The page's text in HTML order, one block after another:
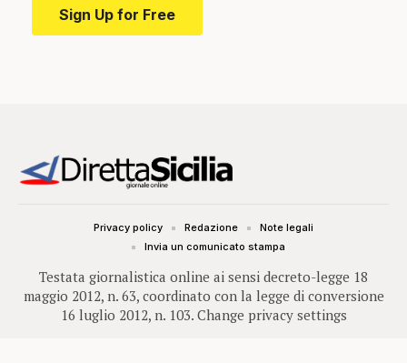
Sign Up for Free
Testata giornalistica online ai sensi decreto-legge 18
maggio 2012, n. 63, coordinato con la legge di conversione
16 luglio 2012, n. 103. Change privacy settings
Privacy policy Redazione
Note legali
Invia un comunicato stampa